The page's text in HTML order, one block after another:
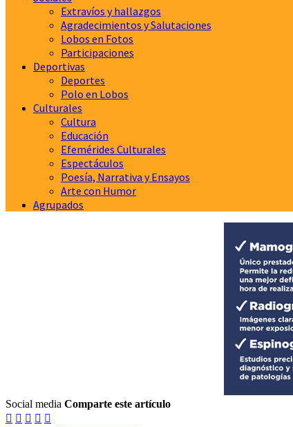
Extravíos y hallazgos
Agradecimientos y Salutaciones
Lobos en Fotos
Participaciones
Deportivas
Deportes
Polo en Lobos
Culturales
Cultura
Educación
Efemérides Culturales
Espectáculos
Poesía, Narrativa y Ensayos
Arte con Humor
Agrupados
Social media Comparte este artículo
    